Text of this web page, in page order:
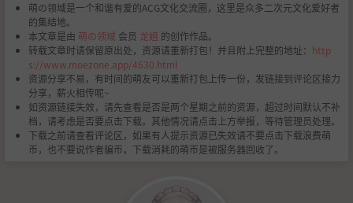
萌の领域是一个和谐有爱的ACG文化交流圈，这里是众多二次元文化爱好者
的集结地。
本文章是由 萌の领域 会员 龙姐 的创作作品。
转载文章时请保留原出处，资源请重新打包！并且附上完整的地址： http
s://www.moezone.app/4630.html
资源分享不易，有时间的萌友可以重新打包上传一份，发链接到评论区接力
分享，薪火相传呢~
如资源链接失效，请先查看是否是两个星期之前的资源，超过时间默认不补
档，请考虑是否要点击下载。其他情况请点击上方举报，等待管理员处理。
下载之前请查看评论区，如果有人提示资源已失效请不要点击下载浪费萌
币，也不要说作者骗币，下载消耗的萌币是被服务器回收了。